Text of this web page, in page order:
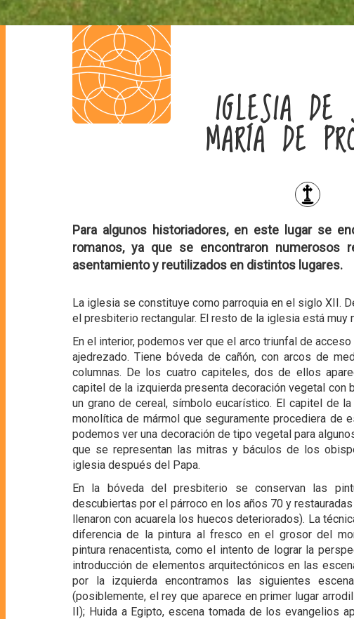
IGLESIA DE
MARÍA DE
Para algunos historiadores, en este lugar se
romanos, ya que se encontraron numerosos
asentamiento y reutilizados en distintos lugares.
La iglesia se constituye como parroquia en el siglo XII.
el presbiterio rectangular. El resto de la iglesia está muy
En el interior, podemos ver que el arco triunfal de
ajedrezado. Tiene bóveda de cañón, con arcos de
columnas. De los cuatro capiteles, dos de ellos
capitel de la izquierda presenta decoración vegetal con
un grano de cereal, símbolo eucarístico. El capitel de
monolítica de mármol que seguramente procediera de
podemos ver una decoración de tipo vegetal para
que se representan las mitras y báculos de los
iglesia después del Papa.
En la bóveda del presbiterio se conservan las
descubiertas por el párroco en los años 70 y
llenaron con acuarela los huecos deteriorados). La
diferencia de la pintura al fresco en el grosor del
pintura renacentista, como el intento de lograr la
introducción de elementos arquitectónicos en las
por la izquierda encontramos las siguientes
(posiblemente, el rey que aparece en primer lugar
II); Huida a Egipto, escena tomada de los evangelios